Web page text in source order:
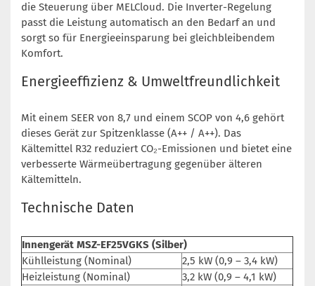
die Steuerung über MELCloud. Die Inverter-Regelung
passt die Leistung automatisch an den Bedarf an und
sorgt so für Energieeinsparung bei gleichbleibendem
Komfort.
Energieeffizienz & Umweltfreundlichkeit
Mit einem SEER von 8,7 und einem SCOP von 4,6 gehört
dieses Gerät zur Spitzenklasse (A++ / A++). Das
Kältemittel R32 reduziert CO₂-Emissionen und bietet eine
verbesserte Wärmeübertragung gegenüber älteren
Kältemitteln.
Technische Daten
Innengerät MSZ-EF25VGKS (Silber)
Kühlleistung (Nominal)
2,5 kW (0,9 – 3,4 kW)
Heizleistung (Nominal)
3,2 kW (0,9 – 4,1 kW)